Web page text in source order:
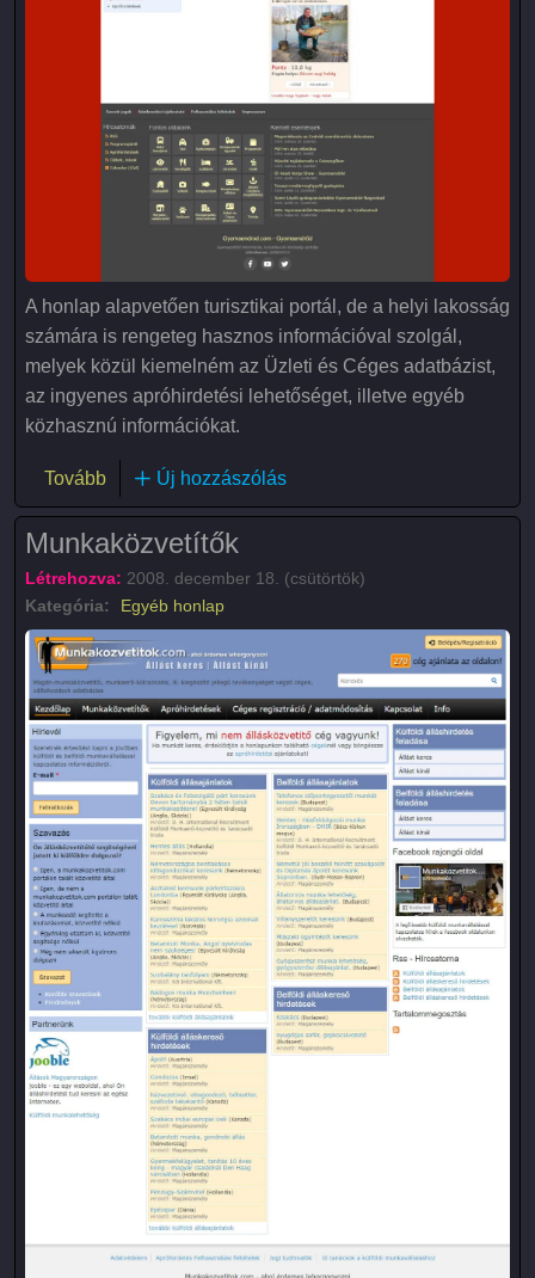
A honlap alapvetően turisztikai portál, de a helyi lakosság
számára is rengeteg hasznos információval szolgál,
melyek közül kiemelném az Üzleti és Céges adatbázist,
az ingyenes apróhirdetési lehetőséget, illetve egyéb
közhasznú információkat.
Tovább(Gyomaendrőd)
Új hozzászólás
Munkaközvetítők
Létrehozva: 2008. december 18. (csütörtök)
Kategória:
Egyéb honlap